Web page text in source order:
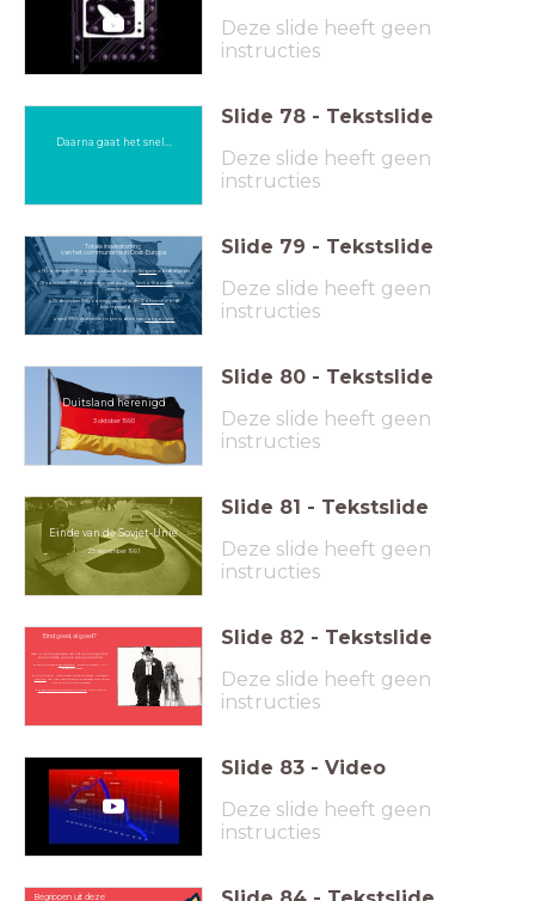
Deze slide heeft geen
instructies
Daarna gaat het snel...
Slide 78 - Tekstslide
Deze slide heeft geen
instructies
Totale ineenstorting
van het communisme in Oost-Europa
16 november 1989: communistische leider van Bulgarije wordt afgezet
28 november 1989: communistische partij van Tjecho-Slowakijestaat haar
macht af
25 december 1989: communistische leider Roemenië wordt
terechtgesteld
april 1990: vrije verkiezingen in delen vanJoegoslavië
Slide 79 - Tekstslide
Deze slide heeft geen
instructies
Duitsland herenigd
3 oktober 1990
Slide 80 - Tekstslide
Deze slide heeft geen
instructies
Einde van de Sovjet-Unie
25 december 1991
Slide 81 - Tekstslide
Deze slide heeft geen
instructies
Eind goed, al goed?
Nee, in sommige delen van het voormalige Oost-
blok ontstaan grote en kleine problemen
Economischeachterstand
'Oost-Duitsers' t.o.v.
'West-Duitsers'
Sommigen, niet alleen Oost-Duitsers, moesten
wennenaan het kapitalisme(ongeveer 65% vond
het communisme beter)
Joegoslavische Burgeroorlogen(1991-2001)
Slide 82 - Tekstslide
Deze slide heeft geen
instructies
Slide 83 - Video
Deze slide heeft geen
instructies
Begrippen uit deze